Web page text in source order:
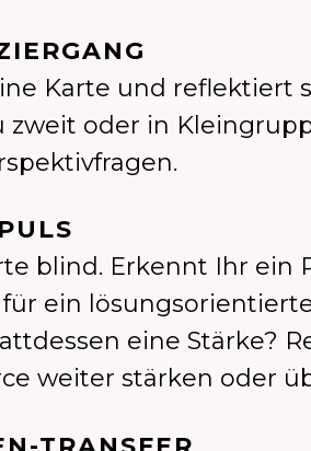
Karte und reflektiert
zweit oder in
blind. Erkennt Ihr ein
ein
eine Stärke?
weiter stärken oder